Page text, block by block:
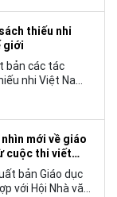
mốc 1.000 bản
thiếu nhi
giới
bản các tác
nhi Việt Nam
đưa những
đậm bản sắc
bước ra thế giới.
mới về giáo
cuộc thi viết
trường”
bản Giáo dục
với Hội Nhà văn